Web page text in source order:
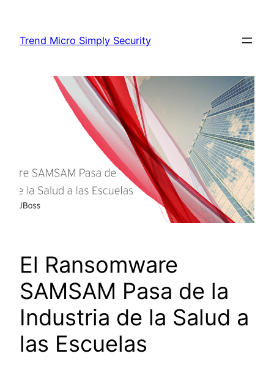
content
Trend Micro Simply Security
El Ransomware
SAMSAM Pasa de la
Industria de la Salud a
las Escuelas